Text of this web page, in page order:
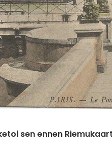
sen ennen